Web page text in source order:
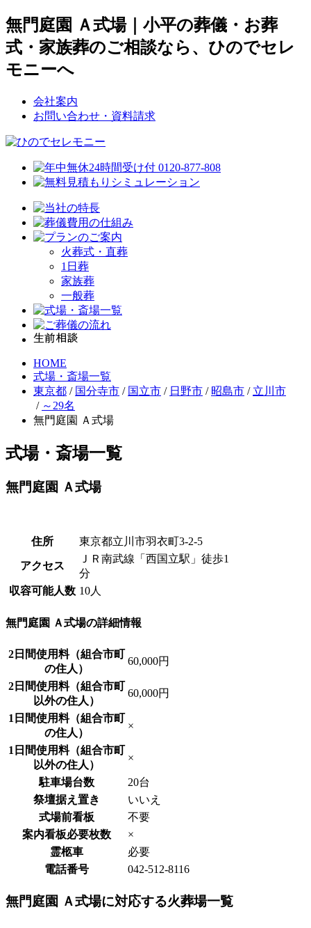
無門庭園 Ａ式場｜小平の葬儀・お葬
式・家族葬のご相談なら、ひのでセレ
モニーへ
会社案内
お問い合わせ・資料請求
火葬式・直葬
1日葬
家族葬
一般葬
HOME
式場・斎場一覧
東京都 / 国分寺市 / 国立市 / 日野市 / 昭島市 / 立川市
/ ～29名
無門庭園 Ａ式場
式場・斎場一覧
無門庭園 Ａ式場
住所 東京都立川市羽衣町3-2-5
アクセス
ＪＲ南武線「西国立駅」徒歩1
分
収容可能人数 10人
無門庭園 Ａ式場の詳細情報
2日間使用料（組合市町
の住人）
60,000円
2日間使用料（組合市町
以外の住人）
60,000円
1日間使用料（組合市町
の住人）
×
1日間使用料（組合市町
以外の住人）
×
駐車場台数
20台
祭壇据え置き
いいえ
式場前看板
不要
案内看板必要枚数
×
霊柩車
必要
電話番号
042-512-8116
無門庭園 Ａ式場に対応する火葬場一覧